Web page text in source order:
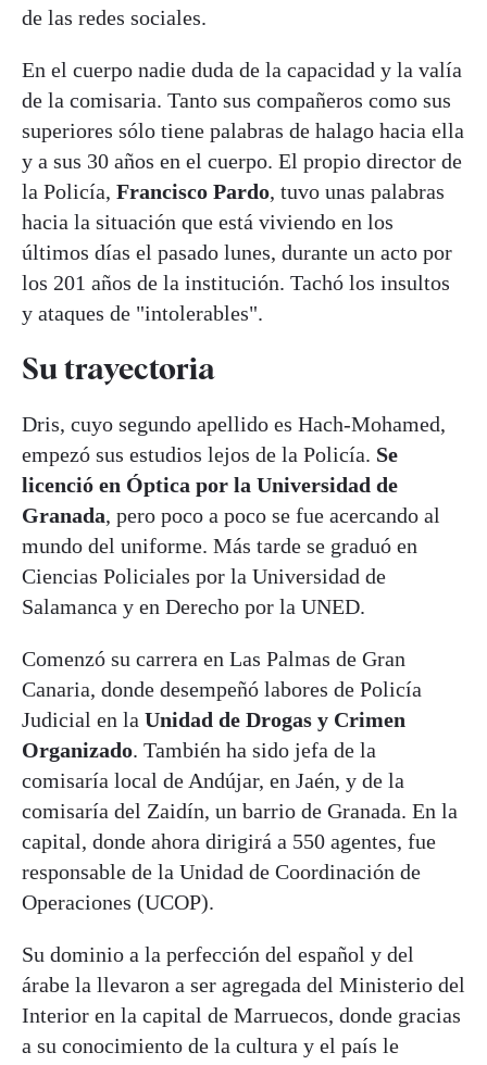
de las redes sociales.
En el cuerpo nadie duda de la capacidad y la valía
de la comisaria. Tanto sus compañeros como sus
superiores sólo tiene palabras de halago hacia ella
y a sus 30 años en el cuerpo. El propio director de
la Policía, Francisco Pardo, tuvo unas palabras
hacia la situación que está viviendo en los
últimos días el pasado lunes, durante un acto por
los 201 años de la institución. Tachó los insultos
y ataques de "intolerables".
Su trayectoria
Dris, cuyo segundo apellido es Hach-Mohamed,
empezó sus estudios lejos de la Policía. Se
licenció en Óptica por la Universidad de
Granada, pero poco a poco se fue acercando al
mundo del uniforme. Más tarde se graduó en
Ciencias Policiales por la Universidad de
Salamanca y en Derecho por la UNED.
Comenzó su carrera en Las Palmas de Gran
Canaria, donde desempeñó labores de Policía
Judicial en la Unidad de Drogas y Crimen
Organizado. También ha sido jefa de la
comisaría local de Andújar, en Jaén, y de la
comisaría del Zaidín, un barrio de Granada. En la
capital, donde ahora dirigirá a 550 agentes, fue
responsable de la Unidad de Coordinación de
Operaciones (UCOP).
Su dominio a la perfección del español y del
árabe la llevaron a ser agregada del Ministerio del
Interior en la capital de Marruecos, donde gracias
a su conocimiento de la cultura y el país le